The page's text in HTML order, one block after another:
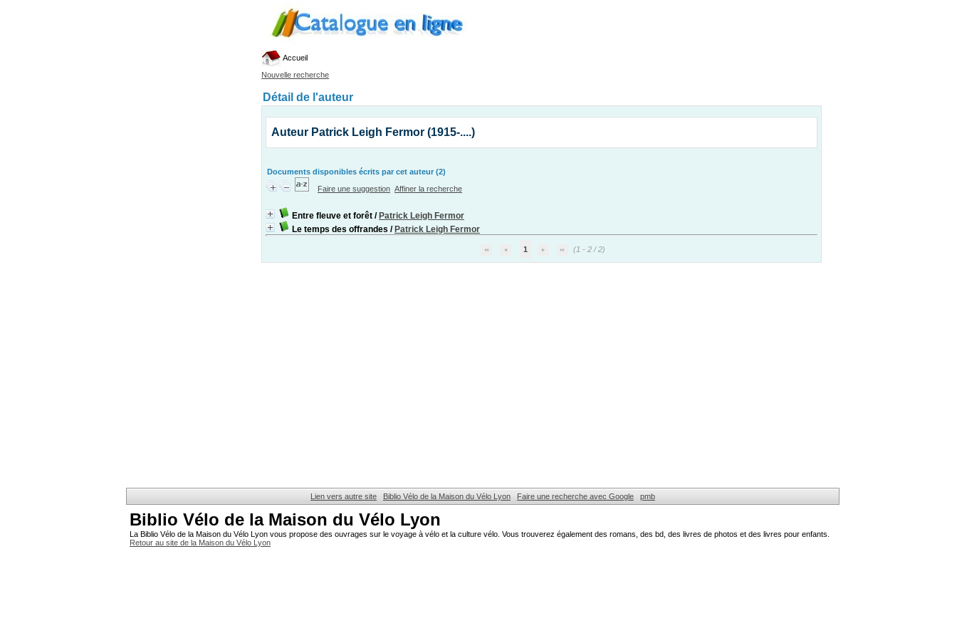
Accueil
Nouvelle recherche
Détail de l'auteur
Auteur Patrick Leigh Fermor (1915-....)
Documents disponibles écrits par cet auteur (2)
Faire une suggestion Affiner la recherche
Entre fleuve et forêt / Patrick Leigh Fermor
Le temps des offrandes / Patrick Leigh Fermor
1 (1 - 2 / 2)
Lien vers autre site Biblio Vélo de la Maison du Vélo Lyon Faire une recherche avec Google pmb
Biblio Vélo de la Maison du Vélo Lyon
La Biblio Vélo de la Maison du Vélo Lyon vous propose des ouvrages sur le voyage à vélo et la culture vélo. Vous trouverez également des romans, des bd, des livres de photos et des livres pour enfants.
Retour au site de la Maison du Vélo Lyon